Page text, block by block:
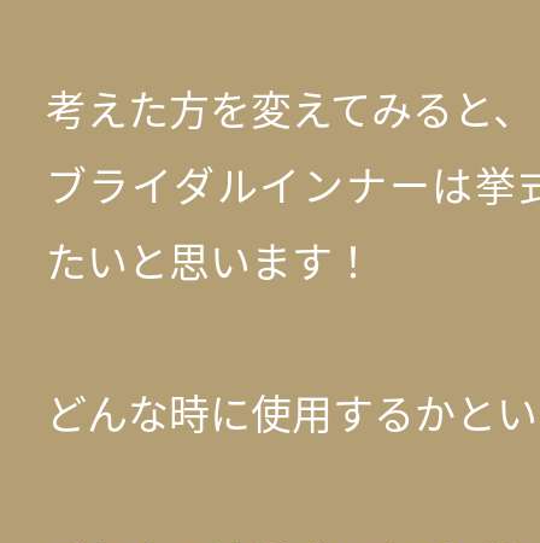
考えた方を変えてみると、
ブライダルインナーは挙
たいと思います！
どんな時に使用するかと